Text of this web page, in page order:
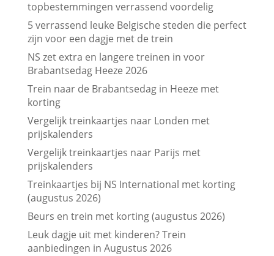
topbestemmingen verrassend voordelig
5 verrassend leuke Belgische steden die perfect
zijn voor een dagje met de trein
NS zet extra en langere treinen in voor
Brabantsedag Heeze 2026
Trein naar de Brabantsedag in Heeze met
korting
Vergelijk treinkaartjes naar Londen met
prijskalenders
Vergelijk treinkaartjes naar Parijs met
prijskalenders
Treinkaartjes bij NS International met korting
(augustus 2026)
Beurs en trein met korting (augustus 2026)
Leuk dagje uit met kinderen? Trein
aanbiedingen in Augustus 2026